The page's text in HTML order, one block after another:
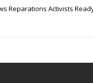
Reparations Activists